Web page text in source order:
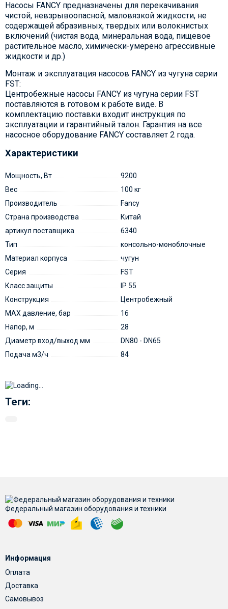
Насосы FANCY предназначены для перекачивания
чистой, невзрывоопасной, маловязкой жидкости, не
содержащей абразивных, твердых или волокнистых
включений (чистая вода, минеральная вода, пищевое
растительное масло, химически-умерено агрессивные
жидкости и др.)
Монтаж и эксплуатация насосов FANCY из чугуна серии
FST:
Центробежные насосы FANCY из чугуна серии FST
поставляются в готовом к работе виде. В
комплектацию поставки входит инструкция по
эксплуатации и гарантийный талон. Гарантия на все
насосное оборудование FANCY составляет 2 года.
Характеристики
Мощность, Вт
9200
Вес
100 кг
Производитель
Fancy
Страна производства
Китай
артикул поставщика
6340
Тип
консольно-моноблочные
Материал корпуса
чугун
Серия
FST
Класс защиты
IP 55
Конструкция
Центробежный
MAX давление, бар
16
Напор, м
28
Диаметр вход/выход мм
DN80 - DN65
Подача м3/ч
84
Теги:
Федеральный магазин оборудования и техники
Информация
Оплата
Доставка
Самовывоз